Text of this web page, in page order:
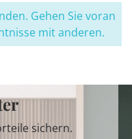
Gehen Sie voran
mit anderen.
sichern.